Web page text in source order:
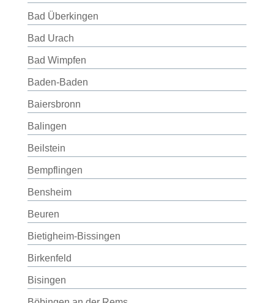
Bad Überkingen
Bad Urach
Bad Wimpfen
Baden-Baden
Baiersbronn
Balingen
Beilstein
Bempflingen
Bensheim
Beuren
Bietigheim-Bissingen
Birkenfeld
Bisingen